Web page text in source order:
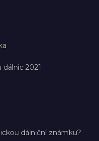
2021
dálniční známku?